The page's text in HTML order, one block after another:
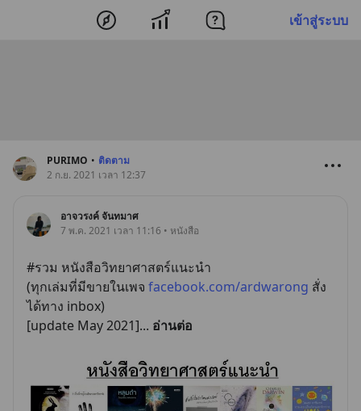
เข้าสู่ระบบ
PURIMO • ติดตาม
2 ก.ย. 2021 เวลา 12:37
อาจวรงค์ จันทมาศ
7 พ.ค. 2021 เวลา 11:16 • หนังสือ
#รวม หนังสือวิทยาศาสตร์แนะนำ
(ทุกเล่มที่มีขายในเพจ facebook.com/ardwarong สั่ง
ได้ทาง inbox)
[update May 2021]... อ่านต่อ